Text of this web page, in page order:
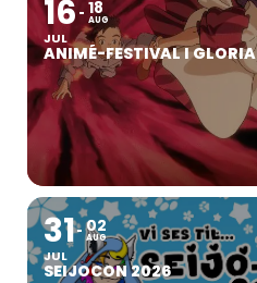
16
JUL
18
AUG
ANIMÉ-FESTIVAL I GLORIA
31
JUL
02
AUG
SEIJOCON 2026